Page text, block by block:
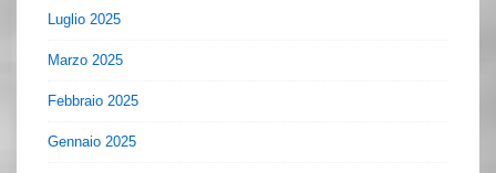
Luglio 2025
Marzo 2025
Febbraio 2025
Gennaio 2025